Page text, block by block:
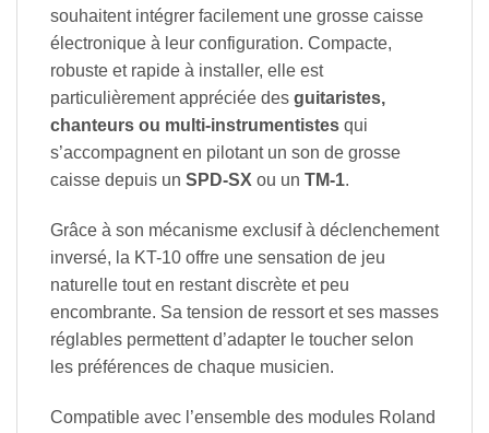
souhaitent intégrer facilement une grosse caisse
électronique à leur configuration. Compacte,
robuste et rapide à installer, elle est
particulièrement appréciée des guitaristes,
chanteurs ou multi-instrumentistes qui
s’accompagnent en pilotant un son de grosse
caisse depuis un SPD-SX ou un TM-1.
Grâce à son mécanisme exclusif à déclenchement
inversé, la KT-10 offre une sensation de jeu
naturelle tout en restant discrète et peu
encombrante. Sa tension de ressort et ses masses
réglables permettent d’adapter le toucher selon
les préférences de chaque musicien.
Compatible avec l’ensemble des modules Roland